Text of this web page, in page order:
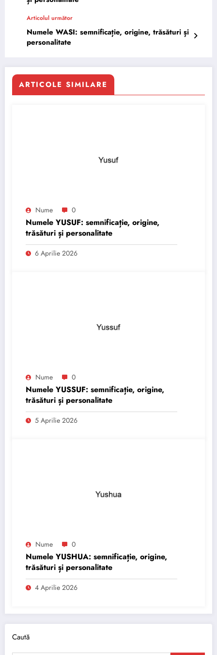
Articolul următor
Numele WASI: semnificație, origine, trăsături și
personalitate
ARTICOLE SIMILARE
Nume 0
Numele YUSUF: semnificație, origine,
trăsături și personalitate
6 Aprilie 2026
Nume 0
Numele YUSSUF: semnificație, origine,
trăsături și personalitate
5 Aprilie 2026
Nume 0
Numele YUSHUA: semnificație, origine,
trăsături și personalitate
4 Aprilie 2026
Caută